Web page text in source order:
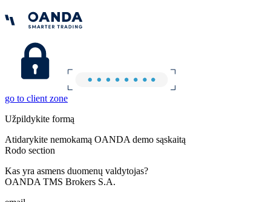
go to client zone
Užpildykite formą
Atidarykite nemokamą OANDA demo sąskaitą
Rodo section
Kas yra asmens duomenų valdytojas?
OANDA TMS Brokers S.A.